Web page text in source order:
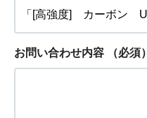
お問い合わせ内容 （必須）